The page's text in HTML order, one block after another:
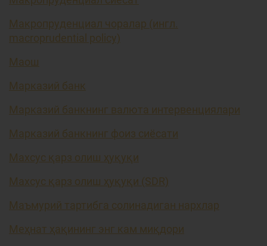
Макропруденциал чоралар (ингл.
macroprudential policy)
Маош
Марказий банк
Марказий банкнинг валюта интервенциялари
Марказий банкнинг фоиз сиёсати
Махсус қарз олиш ҳуқуқи
Махсус қарз олиш ҳуқуқи (SDR)
Маъмурий тартибга солинадиган нархлар
Меҳнат ҳақининг энг кам миқдори